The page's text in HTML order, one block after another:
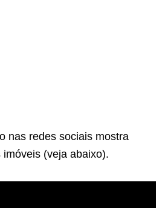
nas redes sociais mostra
(veja abaixo).